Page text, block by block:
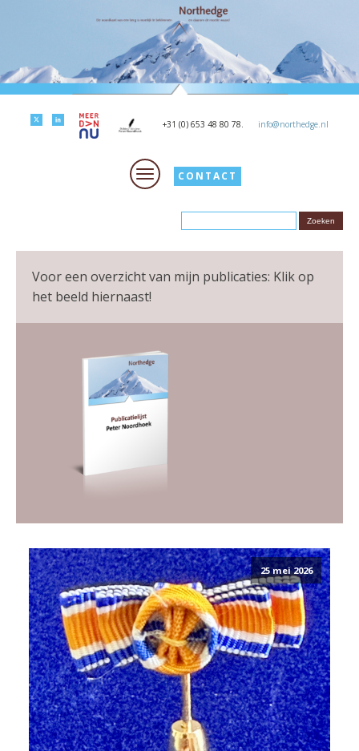
+31 (0) 653 48 80 78. info@northedge.nl
CONTACT
Voor een overzicht van mijn publicaties: Klik op
het beeld hiernaast!
25 mei 2026